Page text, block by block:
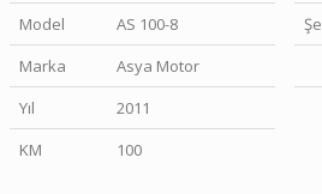
Model
AS 100-8
Marka
Asya Motor
Yıl
2011
KM
100